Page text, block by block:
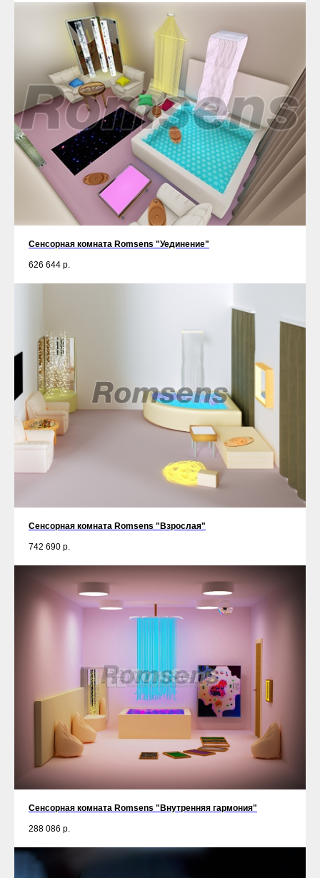
Сенсорная комната Romsens "Уединение"
626 644 р.
Сенсорная комната Romsens "Взрослая"
742 690 р.
Сенсорная комната Romsens "Внутренняя гармония"
288 086 р.